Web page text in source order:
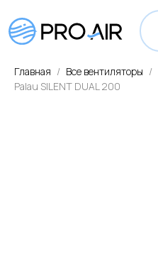
Главная Все вентиляторы
Palau SILENT DUAL 200